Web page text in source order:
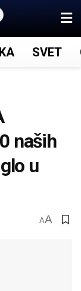
SVET
naših
u
AA